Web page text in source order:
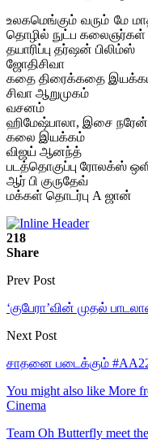
உலகமெங்கும் வரும் மே
தொழில் நுட்ப கலைஞர்கள்
தயாரிப்பு தர்ஷன் பிலிம்ஸ்
ஜோதிசிவா
கதை திரைக்கதை
சிவா ஆறுமுகம்
வசனம்
ஹிமேஷ்பாலா, இசை நரேன்
கலை இயக்கம்
விஜய் ஆனந்த்
படத்தொகுப்பு ரோலக்ஸ்
ஆர் பி குருதேவ்
மக்கள் தொடர்பு A ஜான்
218
Share
Prev Post
‘குபேரா’வின் முதல்
Next Post
சாதனை படைக்கும்
You might also like More
Cinema
Team Oh Butterfly meet